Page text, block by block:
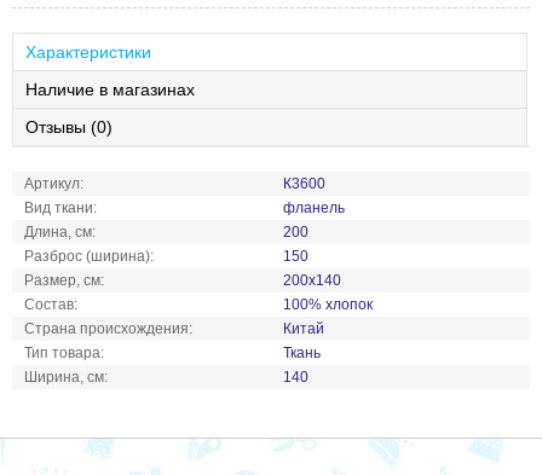
Характеристики
Наличие в магазинах
Отзывы (0)
Артикул:
К3600
Вид ткани:
фланель
Длина, см:
200
Разброс (ширина):
150
Размер, см:
200х140
Состав:
100% хлопок
Страна происхождения:
Китай
Тип товара:
Ткань
Ширина, см:
140